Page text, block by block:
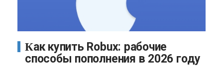
Как купить Robux: рабочие
способы пополнения в 2026 году